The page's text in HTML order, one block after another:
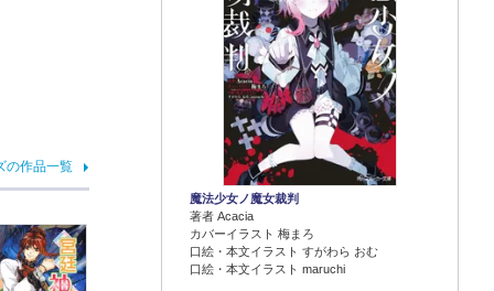
の作品一覧
魔法少女ノ魔女裁判
著者 Acacia
カバーイラスト 梅まろ
口絵・本文イラスト すがわら おむ
口絵・本文イラスト maruchi